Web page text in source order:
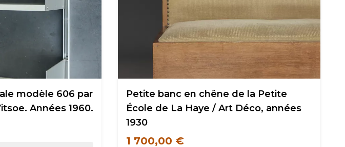
modèle 606 par
Années 1960.
Petite banc en chêne de la Petite
École de La Haye / Art Déco, années
1930
1 700,00 €